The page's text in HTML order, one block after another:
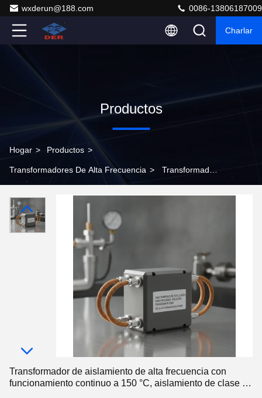
wxderun@188.com 0086-13806187009
Charlar
Productos
Hogar > Productos >
Transformadores De Alta Frecuencia > Transformador
continuo a 150 °C, aislamiento de clase H (180 °C) y
aislamiento de 3000 VAC para equipos de pozo de gas
Transformador de aislamiento de alta frecuencia con
funcionamiento continuo a 150 °C, aislamiento de clase H